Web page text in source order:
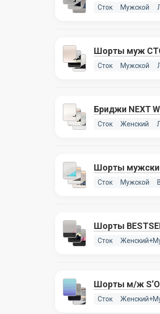
Сток Мужской
Шорты муж
лота
Сток Мужской
Бриджи NEXT
Сток Женский
Шорты
TAILOR 124, 1
Сток Мужской
Шорты
Сток
Шорты м/ж
Сток